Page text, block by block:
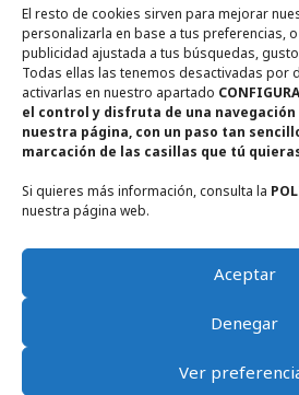
El resto de cookies sirven para mejorar
personalizarla en base a tus preferencias,
publicidad ajustada a tus búsquedas,
Todas ellas las tenemos desactivadas por
activarlas en nuestro apartado
el control y disfruta de una
nuestra página, con un paso tan
marcación de las casillas que tú
Si quieres más información, consulta la
nuestra página web.
Aceptar
Denegar
Ver
+ 34 655948356
El Mirador de Ruidera © 2026 - Diseño web